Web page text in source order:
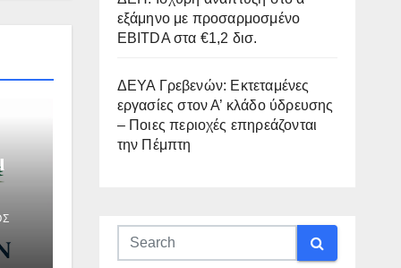
εξάμηνο με προσαρμοσμένο
EBITDA στα €1,2 δισ.
ΔΕΥΑ Γρεβενών: Εκτεταμένες
εργασίες στον Α’ κλάδο ύδρευσης
– Ποιες περιοχές επηρεάζονται
την Πέμπτη